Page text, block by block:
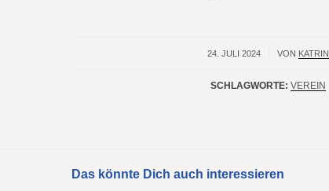
24. JULI 2024 VON KATRIN
SCHLAGWORTE: VEREIN
Das könnte Dich auch interessieren